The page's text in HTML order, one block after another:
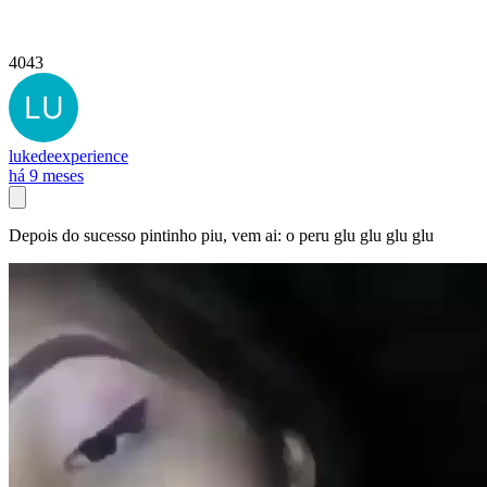
4043
lukedeexperience
há 9 meses
Depois do sucesso pintinho piu, vem ai: o peru glu glu glu glu